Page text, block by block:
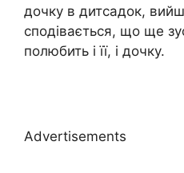
дочку в дитсадок,
сподівається, що ще
полюбить і її, і дочку.
Advertisements